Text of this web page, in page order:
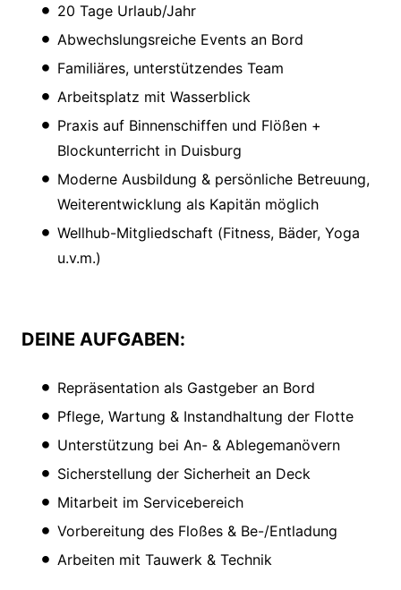
20 Tage Urlaub/Jahr
Abwechslungsreiche Events an Bord
Familiäres, unterstützendes Team
Arbeitsplatz mit Wasserblick
Praxis auf Binnenschiffen und Flößen +
Blockunterricht in Duisburg
Moderne Ausbildung & persönliche Betreuung,
Weiterentwicklung als Kapitän möglich
Wellhub-Mitgliedschaft (Fitness, Bäder, Yoga
u.v.m.)
DEINE AUFGABEN:
Repräsentation als Gastgeber an Bord
Pflege, Wartung & Instandhaltung der Flotte
Unterstützung bei An- & Ablegemanövern
Sicherstellung der Sicherheit an Deck
Mitarbeit im Servicebereich
Vorbereitung des Floßes & Be-/Entladung
Arbeiten mit Tauwerk & Technik